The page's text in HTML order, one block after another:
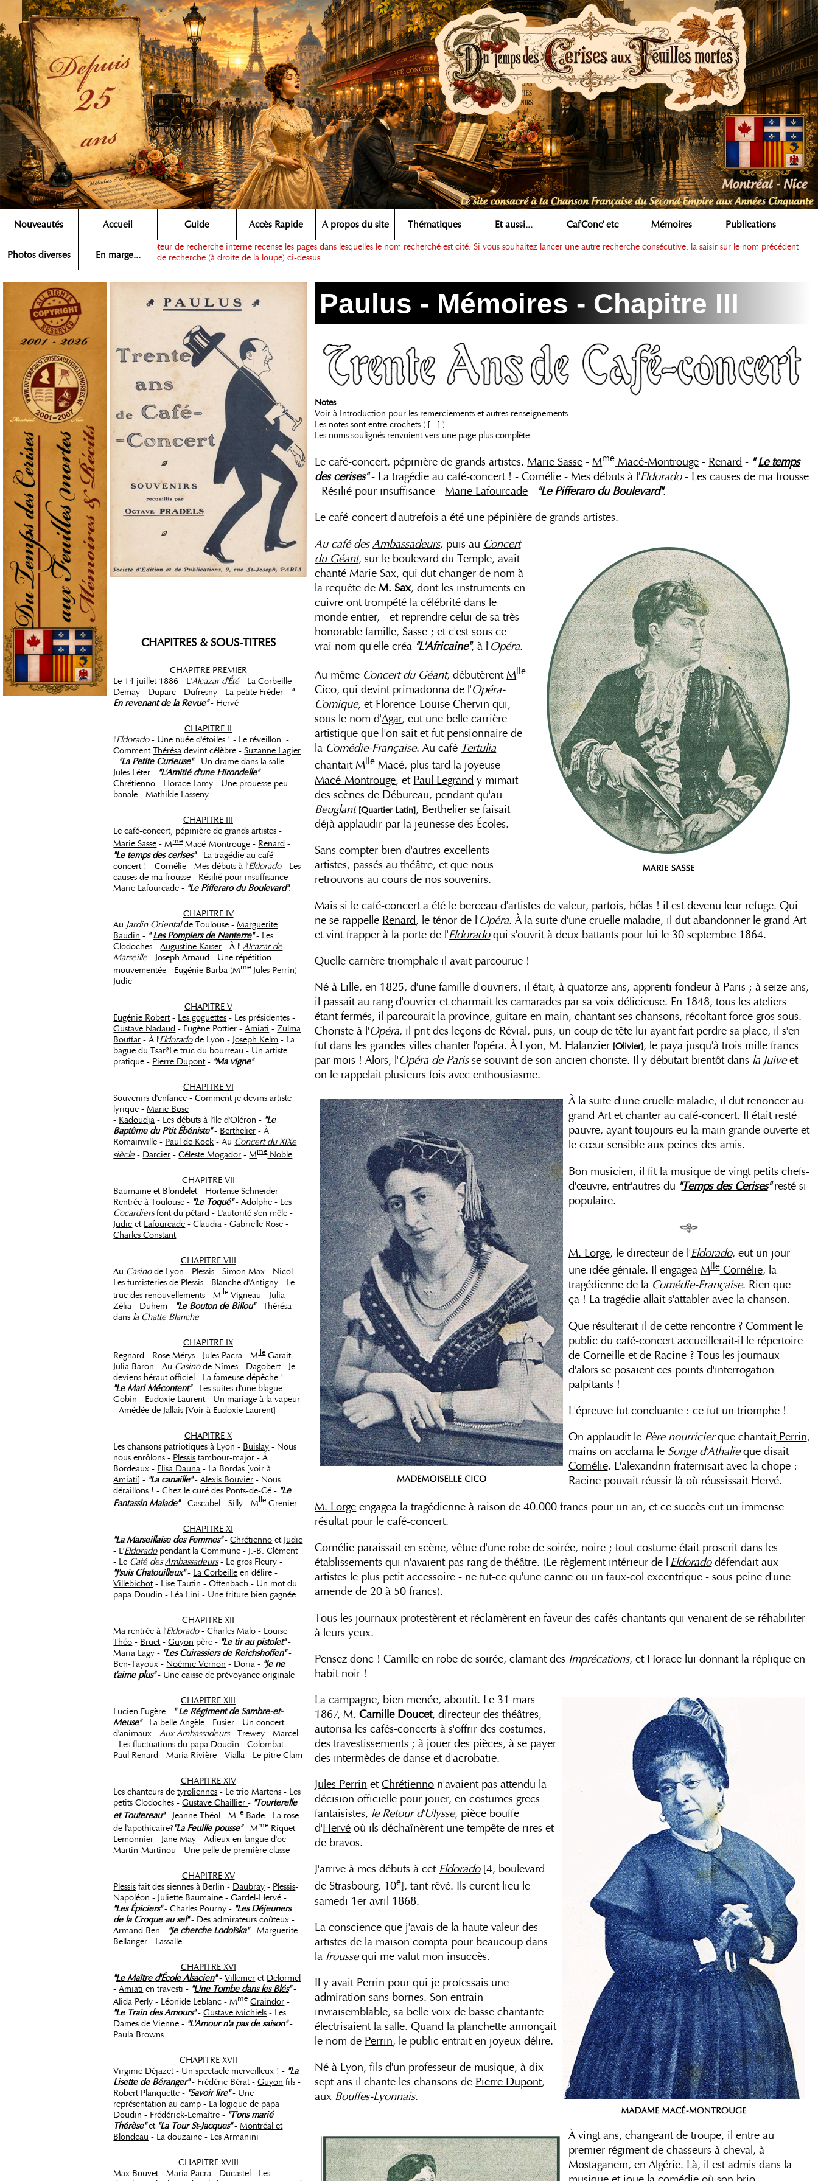
Nouveautés Accueil Guide Accès Rapide A propos du site Thématiques Et aussi... Caf'Conc' etc Mémoires Publications
Photos diverses En marge...
Rechercher ▶
ce moteur de recherche interne recense les pages dans lesquelles le nom recherché est cité. Si vous souhaitez lancer une autre recherche consécutive, la saisir sur le nom précédent
dans la zone de recherche (à droite de la loupe) ci-dessus.
CHAPITRES & SOUS-TITRES
CHAPITRE PREMIER
Le 14 juillet 1886 - L'Alcazar d'Été- La Corbeille -
Demay - Duparc - Dufresny - La petite Fréder - "
En revenant de la Revue"- Hervé
CHAPITRE II
l'Eldorado- Une nuée d'étoiles ! - Le réveillon. -
CommentThérésa devint célèbre -Suzanne Lagier
- "La Petite Curieuse"- Un drame dans la salle -
Jules Léter - "L'Amitié d'une Hirondelle"-
Chrétienno - Horace Lamy - Une prouesse peu
banale -Mathilde Lasseny
CHAPITRE III
Le café-concert, pépinière de grands artistes -
Marie Sasse -MmeMacé-Montrouge - Renard -
"Le temps des cerises"- La tragédie au café-
concert ! -Cornélie - Mes débuts à l'Eldorado- Les
causes de ma frousse - Résilié pour insuffisance -
Marie Lafourcade - "Le Pifferaro du Boulevard".
CHAPITRE IV
Au Jardin Orientalde Toulouse -Marguerite
Baudin - "Les Pompiers de Nanterre"- Les
Clodoches -Augustine Kaïser - À l'Alcazar de
Marseille - Joseph Arnaud - Une répétition
mouvementée - Eugénie Barba (Mme Jules Perrin) -
Judic
CHAPITRE V
Eugénie Robert- Les goguettes - Les présidentes -
Gustave Nadaud - Eugène Pottier -Amiati -Zulma
Bouffar - À l'Eldoradode Lyon - Joseph Kelm - La
bague du Tsar?Le truc du bourreau - Un artiste
pratique - Pierre Dupont- "Ma vigne".
CHAPITRE VI
Souvenirs d'enfance - Comment je devins artiste
lyrique -Marie Bosc
- Kadoudja - Les débuts à l'île d'Oléron - "Le
Baptême du P'tit Ébéniste"- Berthelier - À
Romainville - Paul de Kock - Au Concert du XIXe
siècle - Darcier -Céleste Mogador -MmeNoble.
CHAPITRE VII
Baumaine et Blondelet- Hortense Schneider -
Rentrée à Toulouse - "Le Toqué"- Adolphe - Les
Cocardiersfont du pétard - L'autorité s'en mêle -
Judic et Lafourcade - Claudia - Gabrielle Rose -
Charles Constant
CHAPITRE VIII
Au Casinode Lyon - Plessis -Simon Max - Nicol -
Les fumisteries de Plessis - Blanche d'Antigny - Le
truc des renouvellements - M lle Vigneau - Julia -
Zélia - Duhem - "Le Bouton de Billou"-Thérésa
dans la Chatte Blanche
CHAPITRE IX
Regnard - Rose Mérys - Jules Pacra -M lleGarait-
Julia Baron - Au Casinode Nîmes - Dagobert - Je
deviens héraut officiel - La fameuse dépêche ! -
"Le Mari Mécontent"- Les suites d'une blague -
Gobin - Eudoxie Laurent- Un mariage à la vapeur
- Amédée de Jallais [Voir à Eudoxie Laurent]
CHAPITRE X
Les chansons patriotiques à Lyon - Buislay - Nous
nous enrôlons - Plessis tambour-major - À
Bordeaux - Elisa Dauna - La Bordas [voir à
Amiati] - "La canaille"-Alexis Bouvier - Nous
déraillons ! - Chez le curé des Ponts-de-Cé - "Le
Fantassin Malade"- Cascabel - Silly - M lle Grenier
CHAPITRE XI
"La Marseillaise des Femmes"-Chrétienno et Judic
- L'Eldoradopendant la Commune - J.-B. Clément
- Le Café desAmbassadeurs- Le gros Fleury -
"J'suis Chatouilleux"- La Corbeille en délire -
Villebichot- Lise Tautin - Offenbach - Un mot du
papa Doudin - Léa Lini - Une friture bien gagnée
CHAPITRE XII
Ma rentrée à l'Eldorado-Charles Malo - Louise
Théo - Bruet-Guyon père - "Le tir au pistolet"-
Maria Lagy - "Les Cuirassiers de Reichshoffen"-
Ben-Tayoux - Noémie Vernon - Doria - "Je ne
t'aime plus"- Une caisse de prévoyance originale
CHAPITRE XIII
Lucien Fugère - "Le Régiment de Sambre-et-
Meuse"- La belle Angèle - Fusier - Un concert
d'animaux -AuxAmbassadeurs- Trewey - Marcel
- Les fluctuations du papa Doudin - Colombat -
Paul Renard -Maria Rivière - Vialla - Le pitre Clam
CHAPITRE XIV
Les chanteurs detyroliennes - Le trio Martens - Les
petits Clodoches -Gustave Chaillier- "Tourterelle
et Toutereau"- Jeanne Théol - M lle Bade - La rose
de l'apothicaire?"La Feuille pousse"- Mme Riquet-
Lemonnier - Jane May - Adieux en langue d'oc -
Martin-Martinou - Une pelle de première classe
CHAPITRE XV
Plessis fait des siennes à Berlin - Daubray - Plessis-
Napoléon - Juliette Baumaine - Gardel-Hervé -
"Les Épiciers"- Charles Pourny - "Les Déjeuners
de la Croque au sel"- Des admirateurs coûteux -
Armand Ben - "Je cherche Lodoïska"- Marguerite
Bellanger - Lassalle
CHAPITRE XVI
"Le Maître d'École Alsacien"-Villemer et Delormel
-Amiati en travesti - "Une Tombe dans les Blés"-
Alida Perly - Léonide Leblanc - Mme Graindor -
"Le Train des Amours"-Gustave Michiels - Les
Dames de Vienne - "L'Amour n'a pas de saison"-
Paula Browns
CHAPITRE XVII
Virginie Déjazet - Un spectacle merveilleux ! - "La
Lisette de Béranger"- Frédéric Bérat -Guyon fils -
Robert Planquette - "Savoir lire"- Une
représentation au camp - La logique de papa
Doudin - Frédérick-Lemaître - "T'ons marié
Thérèse"et "La Tour St-Jacques"-Montréal et
Blondeau - La douzaine - Les Armanini
CHAPITRE XVIII
Max Bouvet - Maria Pacra - Ducastel - Les
Paulus - Mémoires - Chapitre III
Notes
Voir à Introduction pour les remerciements et autres renseignements.
Les notes sont entre crochets ( [...] ).
Les nomssoulignés renvoient vers une page plus complète.
Le café-concert, pépinière de grands artistes.Marie Sasse -MmeMacé-Montrouge - Renard - "Le temps
des cerises"- La tragédie au café-concert ! -Cornélie - Mes débuts à l'Eldorado- Les causes de ma frousse
- Résilié pour insuffisance -Marie Lafourcade - "Le Pifferaro du Boulevard".
Le café-concert d'autrefois a été une pépinière de grands artistes.
Au café desAmbassadeurs, puis au Concert
du Géant, sur le boulevard du Temple, avait
chantéMarie Sax, qui dut changer de nom à
la requête deM. Sax, dont les instruments en
cuivre ont trompété la célébrité dans le
monde entier, - et reprendre celui de sa très
honorable famille, Sasse ; et c'est sous ce
vrai nom qu'elle créa "L'Africaine", à l'Opéra.
Au même Concert du Géant, débutèrentMlle
Cico, qui devint primadonna de l'Opéra-
Comique, et Florence-Louise Chervin qui,
sous le nom d'Agar, eut une belle carrière
artistique que l'on sait et fut pensionnaire de
la Comédie-Française. Au café Tertulia
chantait Mlle Macé, plus tard la joyeuse
Macé-Montrouge, et Paul Legrand y mimait
des scènes de Débureau, pendant qu'au
Beuglant [Quartier Latin], Berthelier se faisait
déjà applaudir par la jeunesse des Écoles.
Sans compter bien d'autres excellents
artistes, passés au théâtre, et que nous
retrouvons au cours de nos souvenirs.
Mais si le café-concert a été le berceau d'artistes de valeur, parfois, hélas ! il est devenu leur refuge. Qui
ne se rappelle Renard, le ténor de l'Opéra. À la suite d'une cruelle maladie, il dut abandonner le grand Art
et vint frapper à la porte de l'Eldoradoqui s'ouvrit à deux battants pour lui le 30 septembre 1864.
Quelle carrière triomphale il avait parcourue !
Né à Lille, en 1825, d'une famille d'ouvriers, il était, à quatorze ans, apprenti fondeur à Paris ; à seize ans,
il passait au rang d'ouvrier et charmait les camarades par sa voix délicieuse. En 1848, tous les ateliers
étant fermés, il parcourait la province, guitare en main, chantant ses chansons, récoltant force gros sous.
Choriste à l'Opéra, il prit des leçons de Révial, puis, un coup de tête lui ayant fait perdre sa place, il s'en
fut dans les grandes villes chanter l'opéra. À Lyon, M. Halanzier [Olivier], le paya jusqu'à trois mille francs
par mois ! Alors, l'Opéra de Parisse souvint de son ancien choriste. Il y débutait bientôt dans la Juiveet
on le rappelait plusieurs fois avec enthousiasme.
À la suite d'une cruelle maladie, il dut renoncer au
grand Art et chanter au café-concert. Il était resté
pauvre, ayant toujours eu la main grande ouverte et
le cœur sensible aux peines des amis.
Bon musicien, il fit la musique de vingt petits chefs-
d'œuvre, entr'autres du "Temps des Cerises"resté si
populaire.
M. Lorge, le directeur de l'Eldorado, eut un jour
une idée géniale. Il engagea MlleCornélie, la
tragédienne de la Comédie-Française. Rien que
ça ! La tragédie allait s'attabler avec la chanson.
Que résulterait-il de cette rencontre ? Comment le
public du café-concert accueillerait-il le répertoire
de Corneille et de Racine ? Tous les journaux
d'alors se posaient ces points d'interrogation
palpitants !
L'épreuve fut concluante : ce fut un triomphe !
On applaudit le Père nourricierque chantaitPerrin,
mains on acclama le Songe d'Athalieque disait
Cornélie. L'alexandrin fraternisait avec la chope :
Racine pouvait réussir là où réussissait Hervé.
M. Lorge engagea la tragédienne à raison de 40.000 francs pour un an, et ce succès eut un immense
résultat pour le café-concert.
Cornélie paraissait en scène, vêtue d'une robe de soirée, noire ; tout costume était proscrit dans les
établissements qui n'avaient pas rang de théâtre. (Le règlement intérieur de l'Eldoradodéfendait aux
artistes le plus petit accessoire - ne fut-ce qu'une canne ou un faux-col excentrique - sous peine d'une
amende de 20 à 50 francs).
Tous les journaux protestèrent et réclamèrent en faveur des cafés-chantants qui venaient de se réhabiliter
à leurs yeux.
Pensez donc ! Camille en robe de soirée, clamant des Imprécations, et Horace lui donnant la réplique en
habit noir !
La campagne, bien menée, aboutit. Le 31 mars
1867, M.Camille Doucet, directeur des théâtres,
autorisa les cafés-concerts à s'offrir des costumes,
des travestissements ; à jouer des pièces, à se payer
des intermèdes de danse et d'acrobatie.
Jules Perrin etChrétienno n'avaient pas attendu la
décision officielle pour jouer, en costumes grecs
fantaisistes, le Retour d'Ulysse, pièce bouffe
d'Hervé où ils déchaînèrent une tempête de rires et
de bravos.
J'arrive à mes débuts à cet Eldorado[4, boulevard
de Strasbourg, 10e], tant rêvé. Ils eurent lieu le
samedi 1er avril 1868.
La conscience que j'avais de la haute valeur des
artistes de la maison compta pour beaucoup dans
la froussequi me valut mon insuccès.
Il y avait Perrin pour qui je professais une
admiration sans bornes. Son entrain
invraisemblable, sa belle voix de basse chantante
électrisaient la salle. Quand la planchette annonçait
le nom de Perrin, le public entrait en joyeux délire.
Né à Lyon, fils d'un professeur de musique, à dix-
sept ans il chante les chansons de Pierre Dupont,
aux Bouffes-Lyonnais.
À vingt ans, changeant de troupe, il entre au
premier régiment de chasseurs à cheval, à
Mostaganem, en Algérie. Là, il est admis dans la